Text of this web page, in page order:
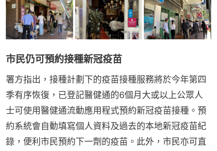
市民仍可預約接種新冠疫苗
署方指出，接種計劃下的疫苗接種服務將於今年第四
季有序恢復，已登記醫健通的6個月大或以上公眾人
士可使用醫健通流動應用程式預約新冠疫苗接種。預
約系統會自動填寫個人資料及過去的本地新冠疫苗紀
錄，便利市民預約下一劑的疫苗。此外，市民亦可直